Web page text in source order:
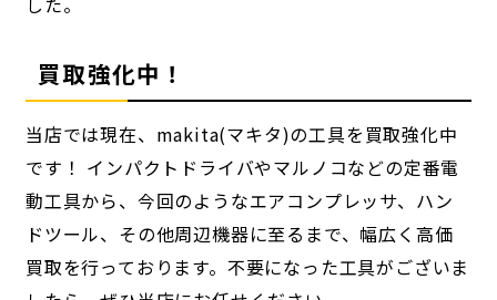
買取強化中！
当店では現在、makita(マキタ)の工具を買取強化中
です！ インパクトドライバやマルノコなどの定番電
動工具から、今回のようなエアコンプレッサ、ハン
ドツール、その他周辺機器に至るまで、幅広く高価
買取を行っております。不要になった工具がございま